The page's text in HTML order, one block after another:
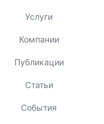
Услуги
Компании
Публикации
Статьи
События